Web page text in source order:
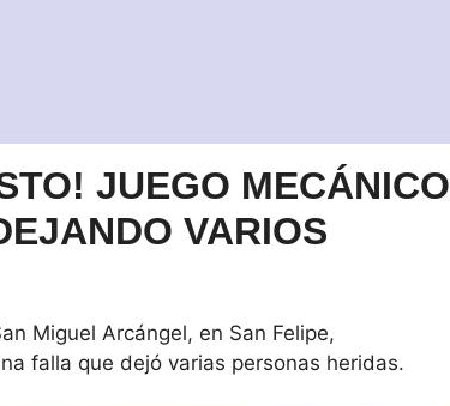
JUEGO MECÁNICO
VARIOS
Miguel Arcángel, en San Felipe,
falla que dejó varias personas heridas.